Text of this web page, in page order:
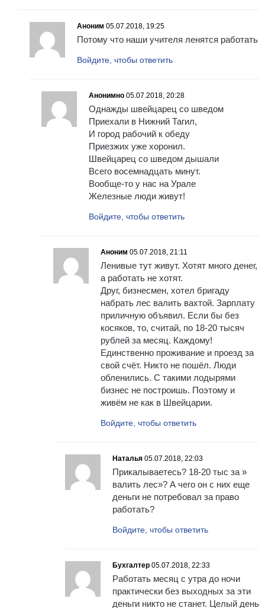
Аноним 05.07.2018, 19:25
Потому что наши учителя ленятся работать
Войдите, чтобы ответить
Анонимно 05.07.2018, 20:28
Однажды швейцарец со шведом
Приехали в Нижний Тагил,
И город рабочий к обеду
Приезжих уже хоронил.
Швейцарец со шведом дышали
Всего восемнадцать минут.
Вообще-то у нас на Урале
Железные люди живут!
Войдите, чтобы ответить
Аноним 05.07.2018, 21:11
Ленивые тут живут. Хотят много денег,
а работать не хотят.
Друг, бизнесмен, хотел бригаду
набрать лес валить вахтой. Зарплату
приличную объявил. Если бы без
косяков, то, считай, по 18-20 тысяч
рублей за месяц. Каждому!
Единственно проживание и проезд за
свой счёт. Никто не пошёл. Люди
обленились. С такими лодырями
бизнес не построишь. Поэтому и
живём не как в Швейцарии.
Войдите, чтобы ответить
Наталья 05.07.2018, 22:03
Прикалываетесь? 18-20 тыс за »
валить лес»? А чего он с них еще
деньги не потребовал за право
работать?
Войдите, чтобы ответить
Бухгалтер 05.07.2018, 22:33
Работать месяц с утра до ночи
практически без выходных за эти
деньги никто не станет. Целый день